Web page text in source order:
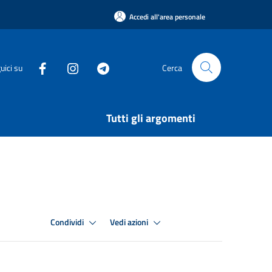
Accedi all'area personale
su Cerca
Tutti gli argomenti
Condividi Vedi azioni